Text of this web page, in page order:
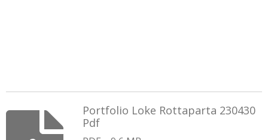
Portfolio Loke Rottaparta 230430
Pdf